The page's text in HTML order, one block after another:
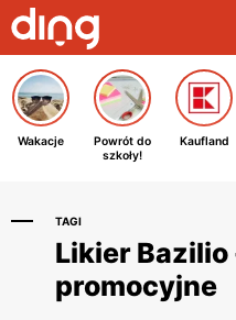
Wakacje
Powrót do
szkoły!
Kaufland
TAGI
Likier
promocyjne